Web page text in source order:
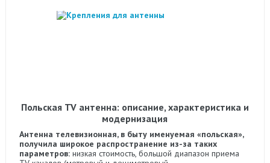
Польская TV антенна: описание, характеристика и
модернизация
Антенна телевизионная, в быту именуемая «польская»,
получила широкое распространение из-за таких
параметров:низкая стоимость, большой диапазон приема